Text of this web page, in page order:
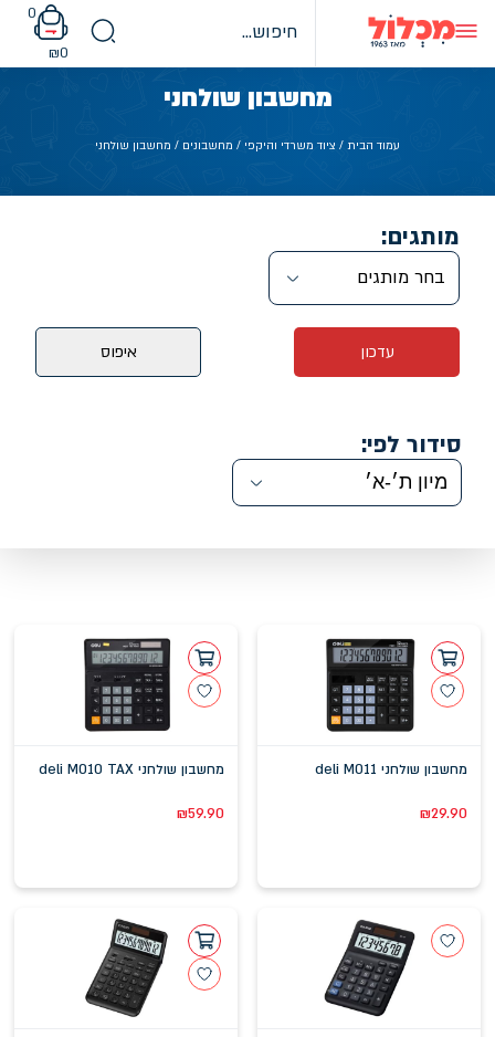
content
0
₪0
מחשבון שולחני
עמוד הבית / ציוד משרדי והיקפי / מחשבונים / מחשבון שולחני
מותגים:
בחר מותגים
עדכון איפוס
סידור לפי:
מחשבון שולחני deli M011
₪29.90
מחשבון שולחני deli M010 TAX
₪59.90